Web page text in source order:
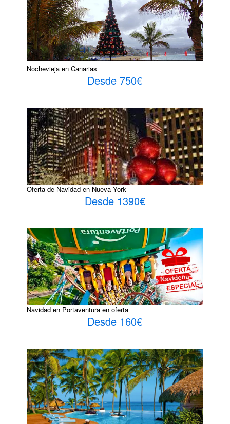
Nochevieja en Canarias
Desde 750€
Oferta de Navidad en Nueva York
Desde 1390€
Navidad en Portaventura en oferta
Desde 160€